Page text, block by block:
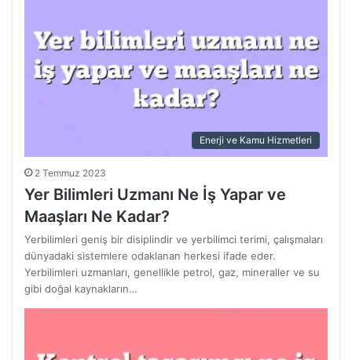
Enerji ve Kamu Hizmetleri
2 Temmuz 2023
Yer Bilimleri Uzmanı Ne İş Yapar ve
Maaşları Ne Kadar?
Yerbilimleri geniş bir disiplindir ve yerbilimci terimi, çalışmaları
dünyadaki sistemlere odaklanan herkesi ifade eder.
Yerbilimleri uzmanları, genellikle petrol, gaz, mineraller ve su
gibi doğal kaynakların…